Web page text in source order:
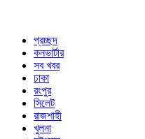
প্রচ্ছদ
কনভার্টার
সব খবর
ঢাকা
রংপুর
সিলেট
রাজশাহী
খুলনা